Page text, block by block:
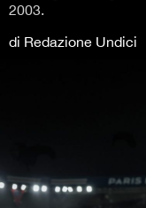
2003.
di Redazione Undici